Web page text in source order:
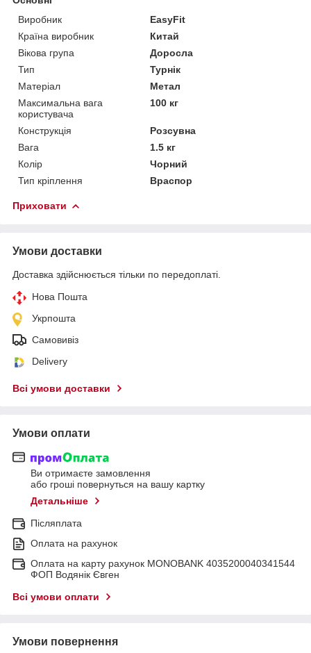
Виробник
EasyFit
Країна виробник
Китай
Вікова група
Доросла
Тип
Турнік
Матеріал
Метал
Максимальна вага
користувача
100 кг
Конструкція
Розсувна
Вага
1.5 кг
Колір
Чорний
Тип кріплення
Враспор
Приховати
Умови доставки
Доставка здійснюється тільки по передоплаті.
Нова Пошта
Укрпошта
Самовивіз
Delivery
Всі умови доставки
Умови оплати
Ви отримаєте замовлення
або гроші повернуться на вашу картку
Детальніше
Післяплата
Оплата на рахунок
Оплата на карту рахунок MONOBANK 4035200040341544
ФОП Водянік Євген
Всі умови оплати
Умови повернення